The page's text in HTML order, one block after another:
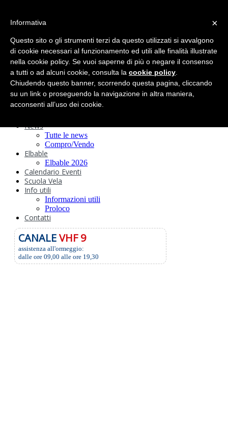
Circolo
Statuto e
Regolamenti
Storia
Ormeggi
Sede e Servizi
Attività
Safeguarding
News
Tutte le news
Compro/Vendo
Elbable
Elbable 2026
Calendario Eventi
Scuola Vela
Info utili
Informazioni utili
Proloco
Contatti
CANALEVHF 9
assistenza all'ormeggio:
dalle ore 09,00 alle ore 19,30
×
Informativa
Questo sito o gli strumenti terzi da questo utilizzati si avvalgono
di cookie necessari al funzionamento ed utili alle finalità illustrate
nella cookie policy. Se vuoi saperne di più o negare il consenso
a tutti o ad alcuni cookie, consulta la cookie policy
Chiudendo questo banner, scorrendo questa pagina, cliccando
su un link o proseguendo la navigazione in altra maniera,
acconsenti all’uso dei cookie.